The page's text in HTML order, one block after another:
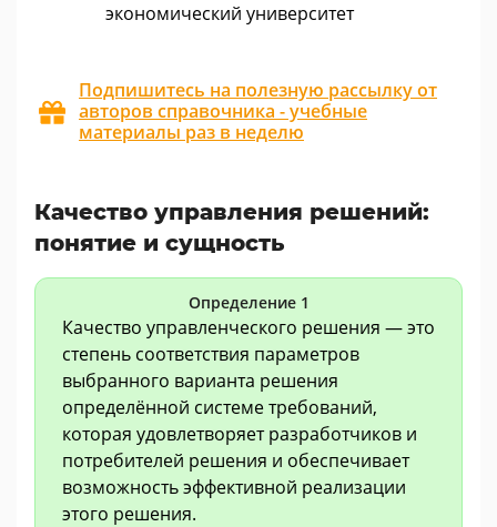
экономический университет
Подпишитесь на полезную рассылку от
авторов справочника - учебные
материалы раз в неделю
Качество управления решений:
понятие и сущность
Определение 1
Качество управленческого решения — это
степень соответствия параметров
выбранного варианта решения
определённой системе требований,
которая удовлетворяет разработчиков и
потребителей решения и обеспечивает
возможность эффективной реализации
этого решения.